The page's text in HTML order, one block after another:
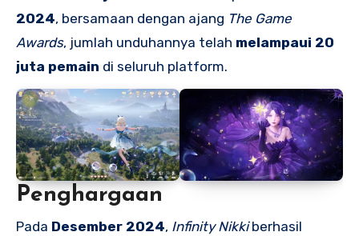
2024, bersamaan dengan ajang The Game
Awards, jumlah unduhannya telah melampaui 20
juta pemain di seluruh platform.
Penghargaan
Pada Desember 2024, Infinity Nikkiberhasil